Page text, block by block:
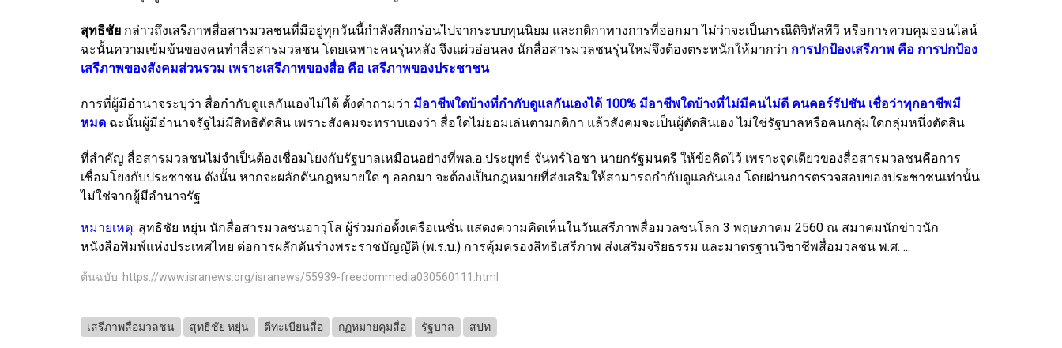
สุทธิชัย กล่าวถึงเสรีภาพสื่อสารมวลชนที่มีอยู่ทุกวันนี้กำลังสึกกร่อนไปจากระบบทุนนิยม และกติกาทางการที่ออกมา ไม่ว่าจะเป็นกรณีดิจิทัลทีวี หรือการควบคุมออนไลน์
ฉะนั้นความเข้มข้นของคนทำสื่อสารมวลชน โดยเฉพาะคนรุ่นหลัง จึงแผ่วอ่อนลง นักสื่อสารมวลชนรุ่นใหม่จึงต้องตระหนักให้มากว่า การปกป้องเสรีภาพ คือ การปกป้อง
เสรีภาพของสังคมส่วนรวม เพราะเสรีภาพของสื่อ คือ เสรีภาพของประชาชน
การที่ผู้มีอำนาจระบุว่า สื่อกำกับดูแลกันเองไม่ได้ ตั้งคำถามว่า มีอาชีพใดบ้างที่กำกับดูแลกันเองได้ 100% มีอาชีพใดบ้างที่ไม่มีคนไม่ดี คนคอร์รัปชัน เชื่อว่าทุกอาชีพมี
หมด ฉะนั้นผู้มีอำนาจรัฐไม่มีสิทธิตัดสิน เพราะสังคมจะทราบเองว่า สื่อใดไม่ยอมเล่นตามกติกา แล้วสังคมจะเป็นผู้ตัดสินเอง ไม่ใช่รัฐบาลหรือคนกลุ่มใดกลุ่มหนึ่งตัดสิน
ที่สำคัญ สื่อสารมวลชนไม่จำเป็นต้องเชื่อมโยงกับรัฐบาลเหมือนอย่างที่พล.อ.ประยุทธ์ จันทร์โอชา นายกรัฐมนตรี ให้ข้อคิดไว้ เพราะจุดเดียวของสื่อสารมวลชนคือการ
เชื่อมโยงกับประชาชน ดังนั้น หากจะผลักดันกฎหมายใด ๆ ออกมา จะต้องเป็นกฎหมายที่ส่งเสริมให้สามารถกำกับดูแลกันเอง โดยผ่านการตรวจสอบของประชาชนเท่านั้น
ไม่ใช่จากผู้มีอำนาจรัฐ
หมายเหตุ: สุทธิชัย หยุ่น นักสื่อสารมวลชนอาวุโส ผู้ร่วมก่อตั้งเครือเนชั่น แสดงความคิดเห็นในวันเสรีภาพสื่อมวลชนโลก 3 พฤษภาคม 2560 ณ สมาคมนักข่าวนัก
หนังสือพิมพ์แห่งประเทศไทย ต่อการผลักดันร่างพระราชบัญญัติ (พ.ร.บ.) การคุ้มครองสิทธิเสรีภาพ ส่งเสริมจริยธรรม และมาตรฐานวิชาชีพสื่อมวลชน พ.ศ. ...
ต้นฉบับ: https://www.isranews.org/isranews/55939-freedommedia030560111.html
เสรีภาพสื่อมวลชน สุทธิชัย หยุ่น ตีทะเบียนสื่อ กฏหมายคุมสื่อ รัฐบาล สปท